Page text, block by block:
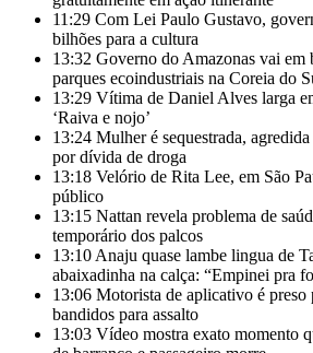
11:29 Com Lei Paulo Gustavo,
bilhões para a cultura
13:32 Governo do Amazonas vai em
parques ecoindustriais na Coreia do
13:29 Vítima de Daniel Alves larga
‘Raiva e nojo’
13:24 Mulher é sequestrada,
por dívida de droga
13:18 Velório de Rita Lee, em São
público
13:15 Nattan revela problema de
temporário dos palcos
13:10 Anaju quase lambe lingua de
abaixadinha na calça: “Empinei pra
13:06 Motorista de aplicativo é preso
bandidos para assalto
13:03 Vídeo mostra exato momento